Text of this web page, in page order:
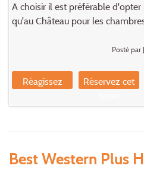
A choisir il est préférable
qu'au Château pour les
Posté
Réagissez
Réservez cet
Best Western Plus